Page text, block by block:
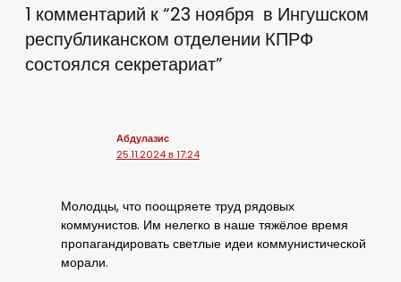
1 комментарий к “23 ноября в Ингушском
республиканском отделении КПРФ
состоялся секретариат”
Абдулазис
25.11.2024 в 17:24
Молодцы, что поощряете труд рядовых
коммунистов. Им нелегко в наше тяжёлое время
пропагандировать светлые идеи коммунистической
морали.